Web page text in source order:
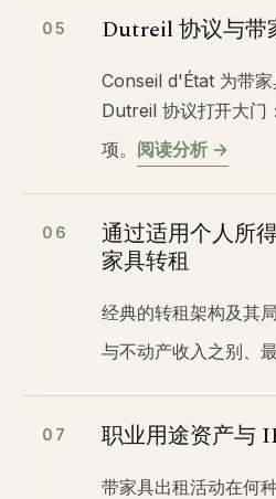
05 Dutreil 协议与带
Conseil d'État 为带家
Dutreil 协议打开大门
项。 阅读分析 →
06
通过适用个人所
家具转租
经典的转租架构及其
与不动产收入之别、最
07 职业用途资产与
带家具出租活动在何